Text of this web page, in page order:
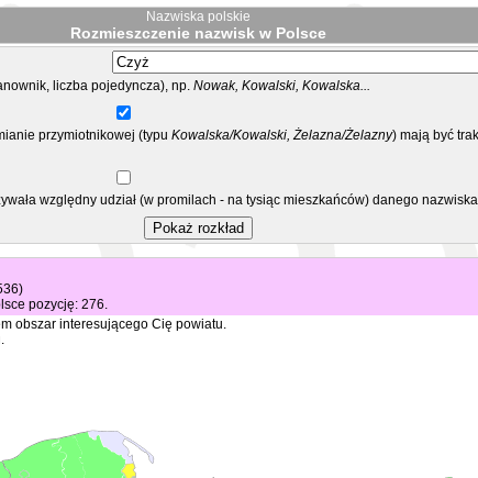
Nazwiska polskie
Rozmieszczenie nazwisk w Polsce
liczba pojedyncza), np. Nowak, Kowalski, Kowalska...
przymiotnikowej (typu Kowalska/Kowalski, Żelazna/Żelazny) mają być
względny udział (w promilach - na tysiąc mieszkańców) danego
pozycję: 276.
obszar interesującego Cię powiatu.